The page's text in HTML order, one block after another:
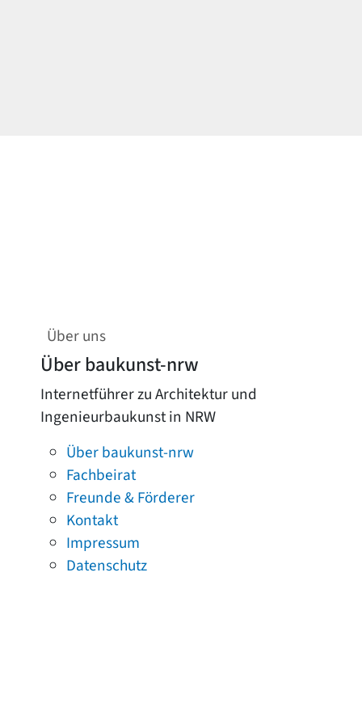
Über uns
Über baukunst-nrw
Internetführer zu Architektur und
Ingenieurbaukunst in NRW
Über baukunst-nrw
Fachbeirat
Freunde & Förderer
Kontakt
Impressum
Datenschutz